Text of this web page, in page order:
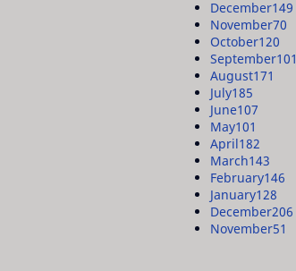
December149
November70
October120
September101
August171
July185
June107
May101
April182
March143
February146
January128
December206
November51